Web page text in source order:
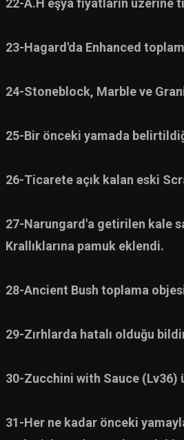
22-A.H eşya fiyatların üzerine
23-Hagard'da Enhanced
24-Stoneblock, Marble ve
25-Bir önceki yamada
26-Ticarete açık kalan eski
27-Narungard'a getirilen kale
Krallıklarına pamuk eklendi.
28-Ancient Bush toplama
29-Zırhlarda hatalı olduğu
30-Zucchini with Sauce (Lv36)
31-Her ne kadar önceki